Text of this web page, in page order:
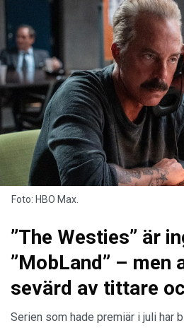
Foto: HBO Max.
”The Westies” är
”MobLand” – men
sevärd av tittare
Serien som hade premiär i juli har